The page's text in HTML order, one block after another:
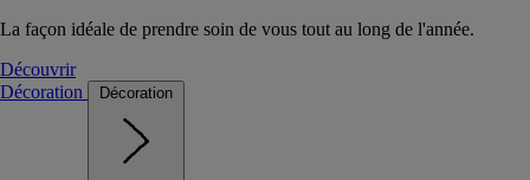
La façon idéale de prendre soin de vous tout au long de l'année.
Découvrir
Décoration
Décoration